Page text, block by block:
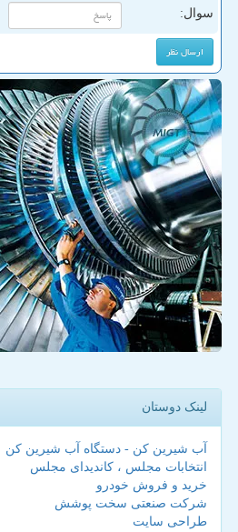
سوال:
لینک دوستان
آب شیرین کن - دستگاه آب شیرین کن
انتخابات مجلس ، کاندیدای مجلس
خرید و فروش خودرو
شرکت صنعتی سخت پوشش
طراحی سایت